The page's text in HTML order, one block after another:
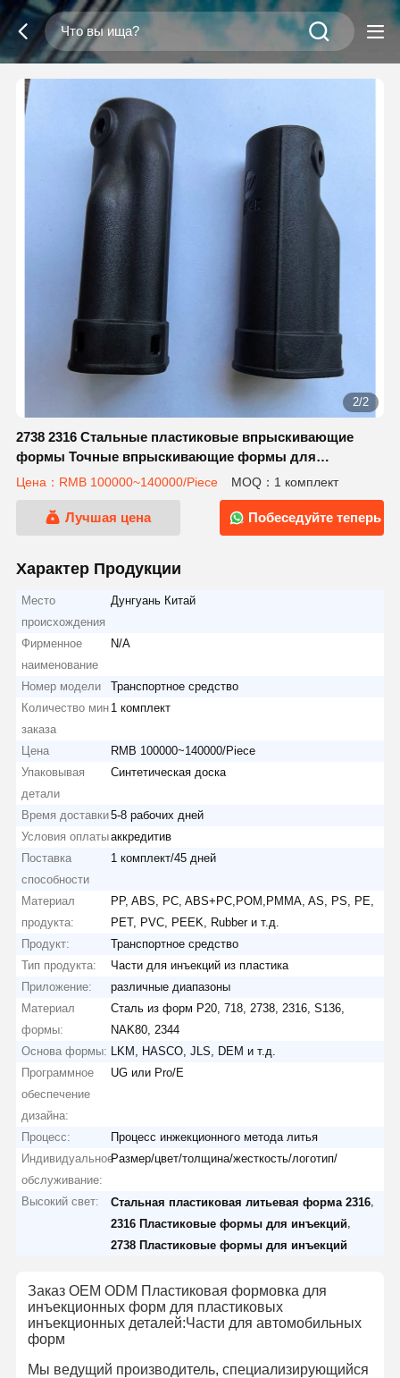
2/2
2738 2316 Стальные пластиковые впрыскивающие
формы Точные впрыскивающие формы для
механических частей транспортных средств
Цена：RMB 100000~140000/Piece MOQ：1 комплект
Лучшая цена Побеседуйте теперь
Характер Продукции
Место
происхождения
Дунгуань Китай
Фирменное
наименование
N/A
Номер модели
Транспортное средство
Количество мин
заказа
1 комплект
Цена
RMB 100000~140000/Piece
Упаковывая
детали
Синтетическая доска
Время доставки5-8 рабочих дней
Условия оплатыаккредитив
Поставка
способности
1 комплект/45 дней
Материал
продукта:
PP, ABS, PC, ABS+PC,POM,PMMA, AS, PS, PE,
PET, PVC, PEEK, Rubber и т.д.
Продукт:
Транспортное средство
Тип продукта:
Части для инъекций из пластика
Приложение:
различные диапазоны
Материал
формы:
Сталь из форм P20, 718, 2738, 2316, S136,
NAK80, 2344
Основа формы:
LKM, HASCO, JLS, DEM и т.д.
Программное
обеспечение
дизайна:
UG или Pro/E
Процесс:
Процесс инжекционного метода литья
Индивидуальное
обслуживание:
Размер/цвет/толщина/жесткость/логотип/
Высокий свет: Стальная пластиковая литьевая форма 2316
2316 Пластиковые формы для инъекций
2738 Пластиковые формы для инъекций
Заказ OEM ODM Пластиковая формовка для
инъекционных форм для пластиковых
инъекционных деталей:Части для автомобильных
форм
Мы ведущий производитель, специализирующийся